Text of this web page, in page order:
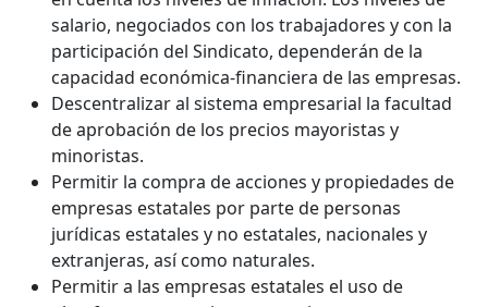
salario, negociados con los trabajadores y con la
participación del Sindicato, dependerán de la
capacidad económica-financiera de las empresas.
Descentralizar al sistema empresarial la facultad
de aprobación de los precios mayoristas y
minoristas.
Permitir la compra de acciones y propiedades de
empresas estatales por parte de personas
jurídicas estatales y no estatales, nacionales y
extranjeras, así como naturales.
Permitir a las empresas estatales el uso de